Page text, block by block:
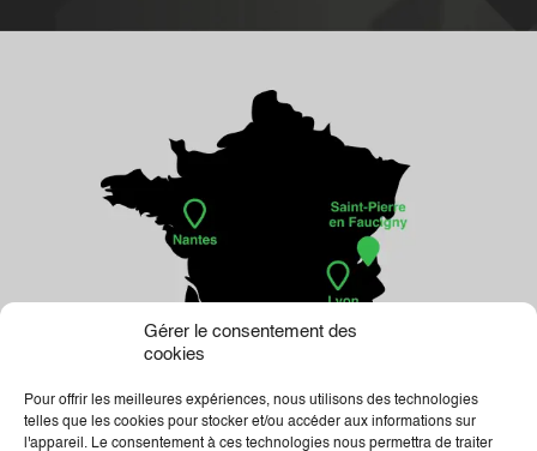
Gérer le consentement des
cookies
Pour offrir les meilleures expériences, nous utilisons des technologies
telles que les cookies pour stocker et/ou accéder aux informations sur
l'appareil. Le consentement à ces technologies nous permettra de traiter